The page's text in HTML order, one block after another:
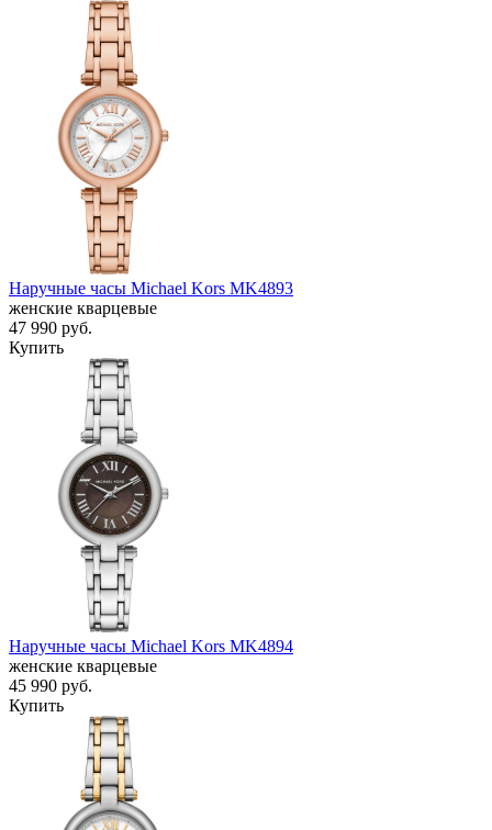
Наручные часы Michael Kors MK4893
женские кварцевые
47 990 руб.
Купить
Наручные часы Michael Kors MK4894
женские кварцевые
45 990 руб.
Купить